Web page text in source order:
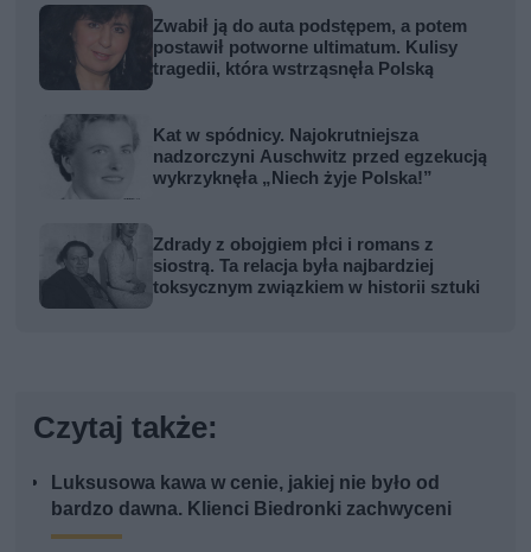
Zwabił ją do auta podstępem, a potem
postawił potworne ultimatum. Kulisy
tragedii, która wstrząsnęła Polską
Kat w spódnicy. Najokrutniejsza
nadzorczyni Auschwitz przed egzekucją
wykrzyknęła „Niech żyje Polska!”
Zdrady z obojgiem płci i romans z
siostrą. Ta relacja była najbardziej
toksycznym związkiem w historii sztuki
Czytaj także:
Luksusowa kawa w cenie, jakiej nie było od
bardzo dawna. Klienci Biedronki zachwyceni